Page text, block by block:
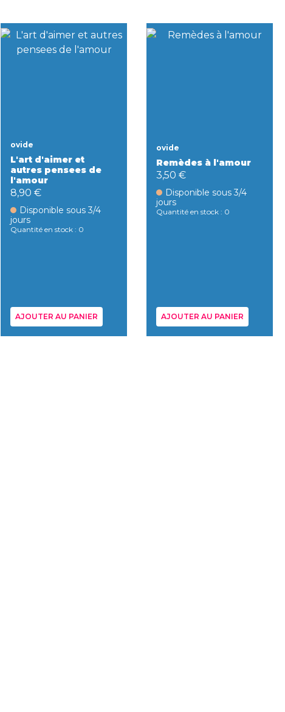
ovide
L'art d'aimer et
autres pensees de
l'amour
8,90 €
Disponible sous 3/4
jours
Quantité en stock : 0
AJOUTER AU PANIER
ovide
Remèdes à l'amour
3,50 €
Disponible sous 3/4
jours
Quantité en stock : 0
AJOUTER AU PANIER